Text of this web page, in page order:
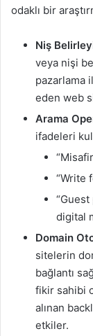
odaklı bir
Niş
veya nişi
pazarlama
eden web
Arama
ifadeleri
“Write
digital
Domain
sitelerin
bağlantı
fikir sahibi
alınan
etkiler.